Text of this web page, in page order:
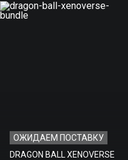
ОЖИДАЕМ ПОСТАВКУ
DRAGON BALL XENOVERSE